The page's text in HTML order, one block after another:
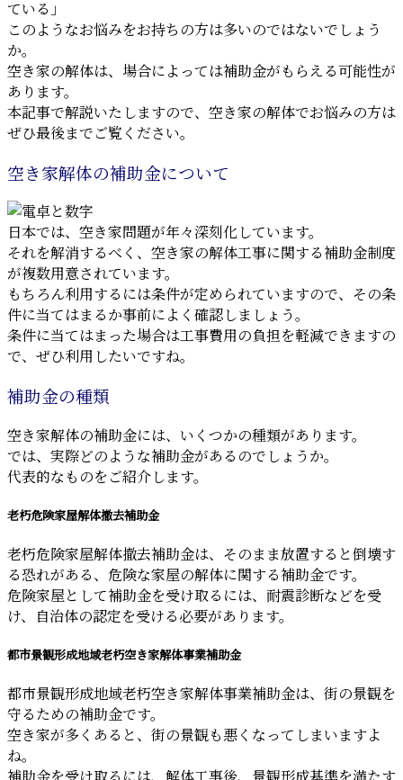
ている」
このようなお悩みをお持ちの方は多いのではないでしょう
か。
空き家の解体は、場合によっては補助金がもらえる可能性が
あります。
本記事で解説いたしますので、空き家の解体でお悩みの方は
ぜひ最後までご覧ください。
空き家解体の補助金について
日本では、空き家問題が年々深刻化しています。
それを解消するべく、空き家の解体工事に関する補助金制度
が複数用意されています。
もちろん利用するには条件が定められていますので、その条
件に当てはまるか事前によく確認しましょう。
条件に当てはまった場合は工事費用の負担を軽減できますの
で、ぜひ利用したいですね。
補助金の種類
空き家解体の補助金には、いくつかの種類があります。
では、実際どのような補助金があるのでしょうか。
代表的なものをご紹介します。
老朽危険家屋解体撤去補助金
老朽危険家屋解体撤去補助金は、そのまま放置すると倒壊す
る恐れがある、危険な家屋の解体に関する補助金です。
危険家屋として補助金を受け取るには、耐震診断などを受
け、自治体の認定を受ける必要があります。
都市景観形成地域老朽空き家解体事業補助金
都市景観形成地域老朽空き家解体事業補助金は、街の景観を
守るための補助金です。
空き家が多くあると、街の景観も悪くなってしまいますよ
ね。